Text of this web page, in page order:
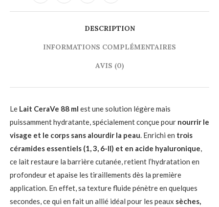
DESCRIPTION
INFORMATIONS COMPLÉMENTAIRES
AVIS (0)
Le Lait CeraVe 88 ml est une solution légère mais
puissamment hydratante, spécialement conçue pour nourrir le
visage et le corps sans alourdir la peau. Enrichi en trois
céramides essentiels (1, 3, 6-II) et en acide hyaluronique,
ce lait restaure la barrière cutanée, retient l’hydratation en
profondeur et apaise les tiraillements dès la première
application. En effet, sa texture fluide pénètre en quelques
secondes, ce qui en fait un allié idéal pour les peaux sèches,